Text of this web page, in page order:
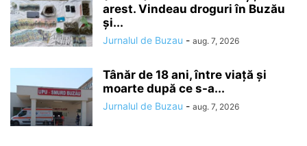
arest. Vindeau droguri în Buzău
și...
Jurnalul de Buzau - aug. 7, 2026
Tânăr de 18 ani, între viață și
moarte după ce s-a...
Jurnalul de Buzau - aug. 7, 2026